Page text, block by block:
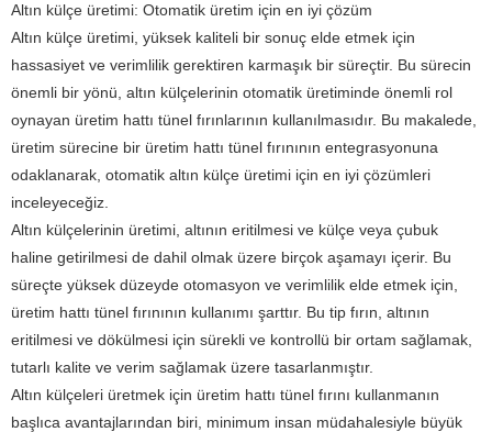
Altın külçe üretimi: Otomatik üretim için en iyi çözüm
Altın külçe üretimi, yüksek kaliteli bir sonuç elde etmek için
hassasiyet ve verimlilik gerektiren karmaşık bir süreçtir. Bu sürecin
önemli bir yönü, altın külçelerinin otomatik üretiminde önemli rol
oynayan üretim hattı tünel fırınlarının kullanılmasıdır. Bu makalede,
üretim sürecine bir üretim hattı tünel fırınının entegrasyonuna
odaklanarak, otomatik altın külçe üretimi için en iyi çözümleri
inceleyeceğiz.
Altın külçelerinin üretimi, altının eritilmesi ve külçe veya çubuk
haline getirilmesi de dahil olmak üzere birçok aşamayı içerir. Bu
süreçte yüksek düzeyde otomasyon ve verimlilik elde etmek için,
üretim hattı tünel fırınının kullanımı şarttır. Bu tip fırın, altının
eritilmesi ve dökülmesi için sürekli ve kontrollü bir ortam sağlamak,
tutarlı kalite ve verim sağlamak üzere tasarlanmıştır.
Altın külçeleri üretmek için üretim hattı tünel fırını kullanmanın
başlıca avantajlarından biri, minimum insan müdahalesiyle büyük